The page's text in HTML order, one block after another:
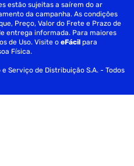
estão sujeitas a saírem do ar
da campanha. As condições
Preço, Valor do Frete e Prazo de
entrega informada. Para maiores
de Uso. Visite oeFácil para
Física.
Serviço de Distribuição S.A. - Todos